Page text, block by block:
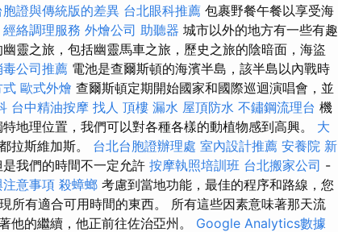
證與傳統版的差異 台北眼科推薦 包裹野餐午餐以享受海
經絡調理服務 外燴公司 助聽器 城市以外的地方有一些有趣
靈之旅，包括幽靈馬車之旅，歷史之旅的陰暗面，海盜
公司推薦 電池是查爾斯頓的海濱半島，該半島以內戰時
式 歐式外燴 查爾斯頓定期開始國家和國際巡迴演唱會，並
台中精油按摩 找人 頂樓 漏水 屋頂防水 不鏽鋼流理台 機
地理位置，我們可以對各種各樣的動植物感到高興。 大
拉斯維加斯。 台北台胞證辦理處 室內設計推薦 安養院 新
我們的時間不一定允許 按摩執照培訓班 台北搬家公司 -
意事項 殺蟑螂 考慮到當地功能，最佳的程序和路線，您
所有適合可用時間的東西。 所有這些因素意味著那天流
他的繼續，他正前往佐治亞州。 Google Analytics數據